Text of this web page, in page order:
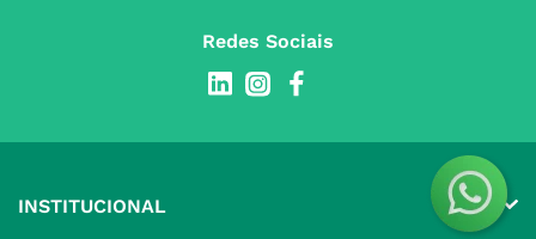
Redes Sociais
INSTITUCIONAL